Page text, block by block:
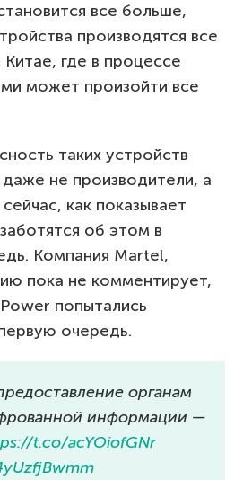
все больше,
производятся все
где в процессе
может произойти все
таких устройств
не производители, а
как показывает
об этом в
Компания Martel,
пока не комментирует,
попытались
очередь.
органам
информации —
t.co/acYOiofGNr